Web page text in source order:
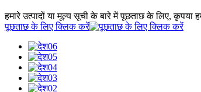
हमारे उत्पादों या मूल्य सूची के बारे में पूछताछ के लिए,
पूछताछ के लिए क्लिक करें